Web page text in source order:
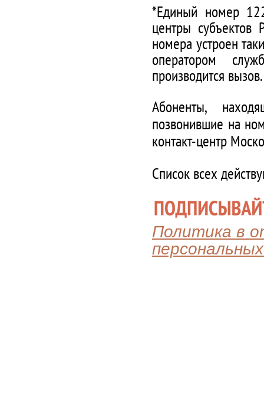
*Единый номер
центры субъектов
номера устроен
оператором
производится вызов.
Абоненты,
позвонившие на
контакт-центр
Список всех
Политика в